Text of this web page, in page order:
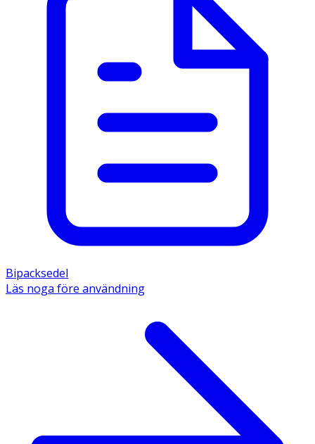
Bipacksedel
Läs noga före användning